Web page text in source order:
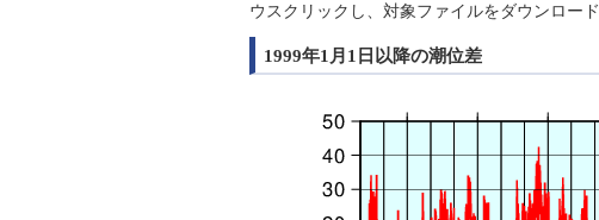
ウスクリックし、対象ファイルをダウンロー
1999年1月1日以降の潮位差